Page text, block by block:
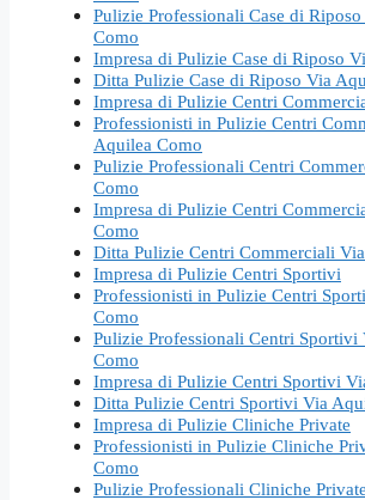
Pulizie Professionali Case di
Como
Impresa di Pulizie Case di Riposo
Ditta Pulizie Case di Riposo Via
Impresa di Pulizie Centri
Professionisti in Pulizie Centri
Aquilea Como
Pulizie Professionali Centri
Como
Impresa di Pulizie Centri
Como
Ditta Pulizie Centri Commerciali
Impresa di Pulizie Centri Sportivi
Professionisti in Pulizie Centri
Como
Pulizie Professionali Centri Sportivi
Como
Impresa di Pulizie Centri Sportivi
Ditta Pulizie Centri Sportivi Via
Impresa di Pulizie Cliniche Private
Professionisti in Pulizie Cliniche
Como
Pulizie Professionali Cliniche